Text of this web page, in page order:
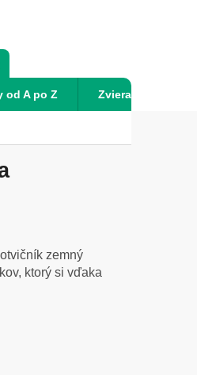
od A po Z Zvieratá
zemný
ktorý si vďaka